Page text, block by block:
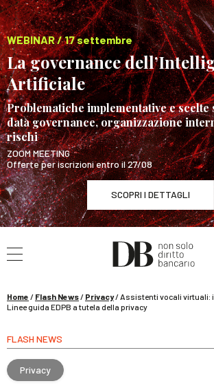
WEBINAR / 17 settembre
La governance
Artificiale
Problematiche implementative e
data governance, organizzazione
rischi
ZOOM MEETING
Offerte per iscrizioni entro il 27/08
SCOPRI I DETTAGLI
WEBINAR / 17 settembre
La governance dell’Intelligenza
Home / Flash News/ Privacy/Assistenti vocali virtuali:
Linee guida EDPB a tutela della privacy
FLASH NEWS
Privacy